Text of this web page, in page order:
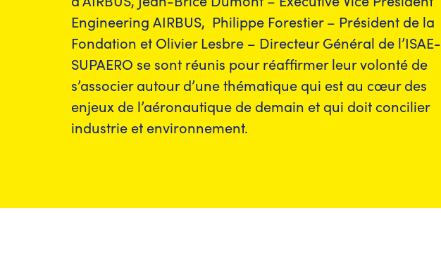
Engineering AIRBUS, Philippe Forestier – Président de la
Fondation et Olivier Lesbre – Directeur Général de l’ISAE-
SUPAERO se sont réunis pour réaffirmer leur volonté de
s’associer autour d’une thématique qui est au cœur des
enjeux de l’aéronautique de demain et qui doit concilier
industrie et environnement.